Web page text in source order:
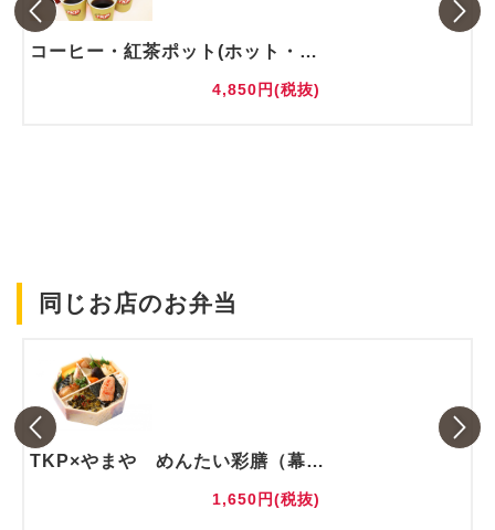
コーヒー・紅茶ポット(ホット・アイス)
4,850円(税抜)
同じお店のお弁当
TKP×やまや めんたい彩膳（幕の内風弁当）
1,650円(税抜)